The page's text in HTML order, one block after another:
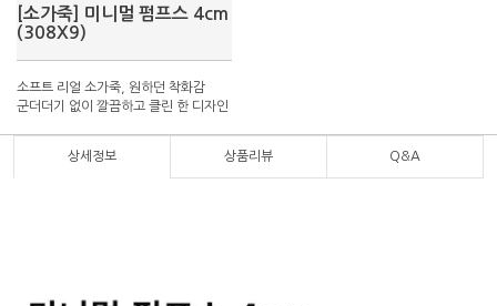
[소가죽] 미니멀 펌프스 4cm
(308X9)
소프트 리얼 소가죽, 원하던 착화감
군더더기 없이 깔끔하고 클린 한 디자인
상세정보 상품리뷰 Q&A